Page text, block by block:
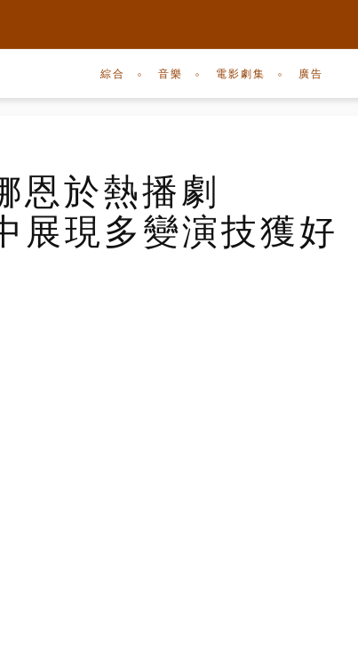
綜合 音樂 電影劇集 廣告
恩於熱播劇
展現多變演技獲好